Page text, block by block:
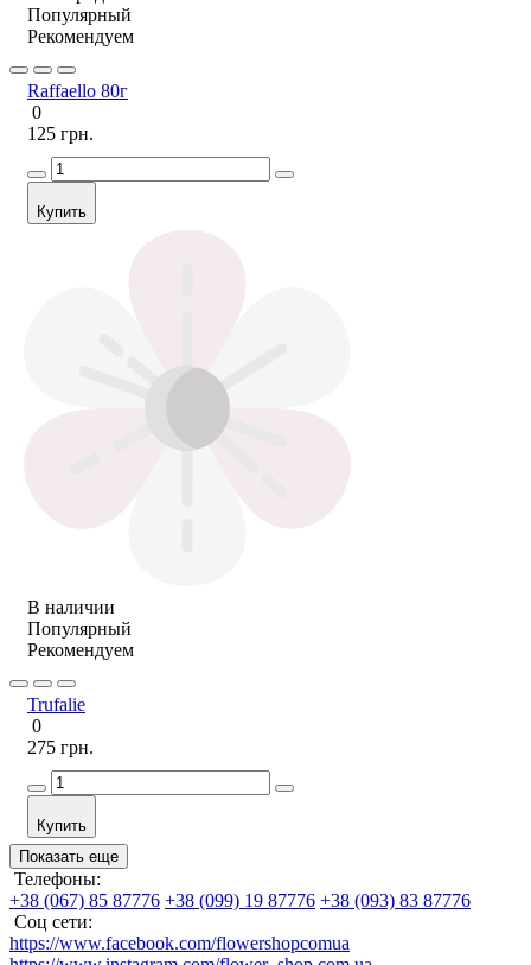
Популярный
Рекомендуем
Raffaello 80г
0
125 грн.
Купить
В наличии
Популярный
Рекомендуем
Trufalie
0
275 грн.
Купить
Показать еще
Телефоны:
+38 (067) 85 87776 +38 (099) 19 87776 +38 (093) 83 87776
Соц сети:
https://www.facebook.com/flowershopcomua